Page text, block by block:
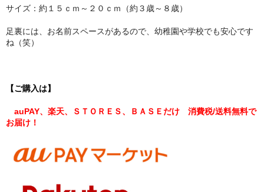
サイズ：約１５ｃｍ～２０ｃｍ（約３歳～８歳）
足裏には、お名前スペースがあるので、幼稚園や学校でも安心です
ね（笑）
【ご購入は】
auPAY、楽天、ＳＴＯＲＥＳ、ＢＡＳＥだけ 消費税/送料無料で
お届け！